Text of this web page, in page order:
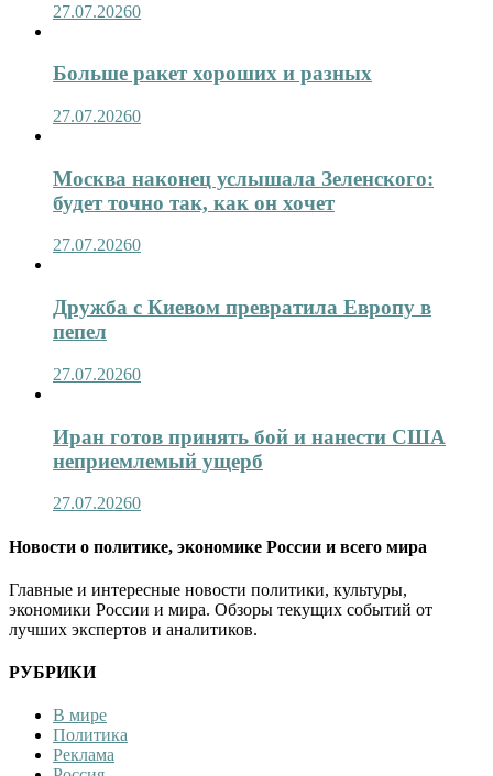
27.07.20260
Больше ракет хороших и разных
27.07.20260
Москва наконец услышала Зеленского:
будет точно так, как он хочет
27.07.20260
Дружба с Киевом превратила Европу в
пепел
27.07.20260
Иран готов принять бой и нанести США
неприемлемый ущерб
27.07.20260
Новости о политике, экономике России и всего мира
Главные и интересные новости политики, культуры,
экономики России и мира. Обзоры текущих событий от
лучших экспертов и аналитиков.
РУБРИКИ
В мире
Политика
Реклама